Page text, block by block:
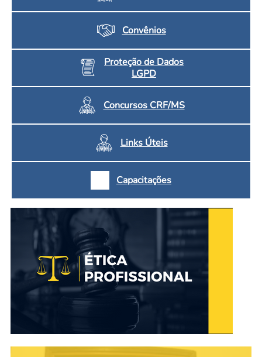
Convênios
Proteção de Dados
LGPD
Concursos CRF/MS
Links Úteis
Capacitações